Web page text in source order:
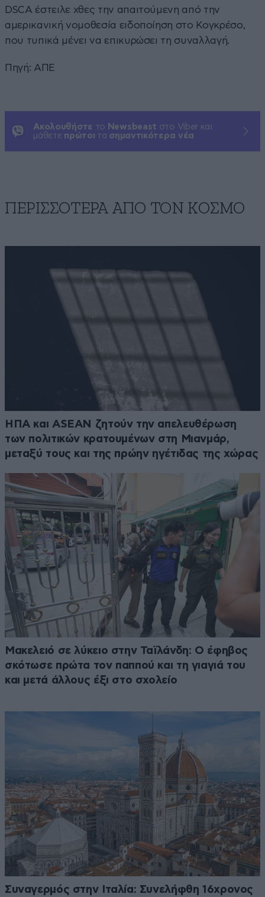
DSCA έστειλε χθες την απαιτούμενη από την
αμερικανική νομοθεσία ειδοποίηση στο Κογκρέσο,
που τυπικά μένει να επικυρώσει τη συναλλαγή.
Πηγή: ΑΠΕ
Ακολουθήστε το Newsbeast στο Viber και
μάθετε πρώτοι τα σημαντικότερα νέα
ΠΕΡΙΣΣΟΤΕΡΑ ΑΠΟ ΤΟΝ ΚΟΣΜΟ
ΗΠΑ και ASEAN ζητούν την απελευθέρωση
των πολιτικών κρατουμένων στη Μιανμάρ,
μεταξύ τους και της πρώην ηγέτιδας της χώρας
Μακελειό σε λύκειο στην Ταϊλάνδη: Ο έφηβος
σκότωσε πρώτα τον παππού και τη γιαγιά του
και μετά άλλους έξι στο σχολείο
Συναγερμός στην Ιταλία: Συνελήφθη 16χρονος